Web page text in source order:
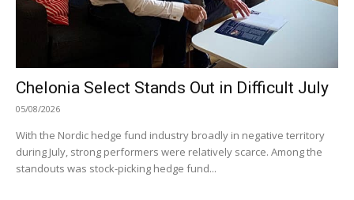
Chelonia Select Stands Out in Difficult July
05/08/2026
With the Nordic hedge fund industry broadly in negative territory
during July, strong performers were relatively scarce. Among the
standouts was stock-picking hedge fund...